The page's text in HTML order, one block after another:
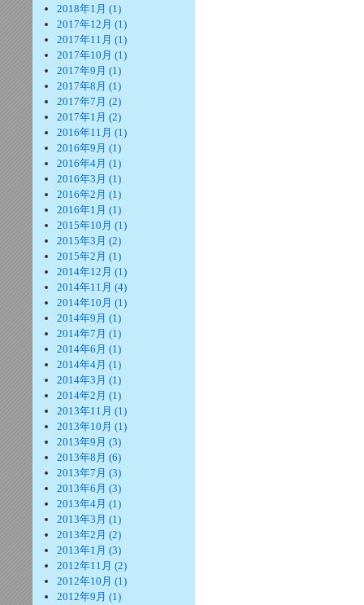
2018年1月 (1)
2017年12月 (1)
2017年11月 (1)
2017年10月 (1)
2017年9月 (1)
2017年8月 (1)
2017年7月 (2)
2017年1月 (2)
2016年11月 (1)
2016年9月 (1)
2016年4月 (1)
2016年3月 (1)
2016年2月 (1)
2016年1月 (1)
2015年10月 (1)
2015年3月 (2)
2015年2月 (1)
2014年12月 (1)
2014年11月 (4)
2014年10月 (1)
2014年9月 (1)
2014年7月 (1)
2014年6月 (1)
2014年4月 (1)
2014年3月 (1)
2014年2月 (1)
2013年11月 (1)
2013年10月 (1)
2013年9月 (3)
2013年8月 (6)
2013年7月 (3)
2013年6月 (3)
2013年4月 (1)
2013年3月 (1)
2013年2月 (2)
2013年1月 (3)
2012年11月 (2)
2012年10月 (1)
2012年9月 (1)